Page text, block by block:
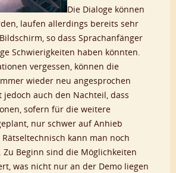
Die Dialoge können
laufen allerdings bereits sehr
so dass Sprachanfänger
Schwierigkeiten haben könnten.
vergessen, können die
wieder neu angesprochen
jedoch auch den Nachteil, dass
sofern für die weitere
nur schwer auf Anhieb
kann man noch
Zu Beginn sind die Möglichkeiten
was nicht nur an der Demo liegen